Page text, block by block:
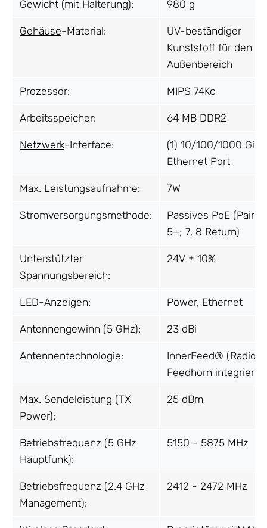
Gewicht (mit Halterung): 980 g
Gehäuse-Material:
UV-beständiger
Kunststoff für den
Außenbereich
Prozessor: MIPS 74Kc
Arbeitsspeicher: 64 MB DDR2
Netzwerk-Interface:
(1) 10/100/1000
Ethernet Port
Max. Leistungsaufnahme: 7W
Stromversorgungsmethode:
Passives PoE (Pairs
5+; 7, 8 Return)
Unterstützter
Spannungsbereich:
24V ± 10%
LED-Anzeigen: Power, Ethernet
Antennengewinn (5 GHz): 23 dBi
Antennentechnologie:
InnerFeed® (Radio
Feedhorn integriert)
Max. Sendeleistung (TX
Power):
25 dBm
Betriebsfrequenz (5 GHz
Hauptfunk):
5150 - 5875 MHz
Betriebsfrequenz (2.4 GHz
Management):
2412 - 2472 MHz